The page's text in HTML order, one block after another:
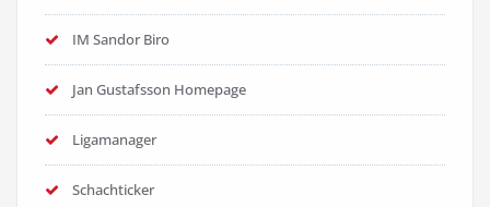
IM Sandor Biro
Jan Gustafsson Homepage
Ligamanager
Schachticker